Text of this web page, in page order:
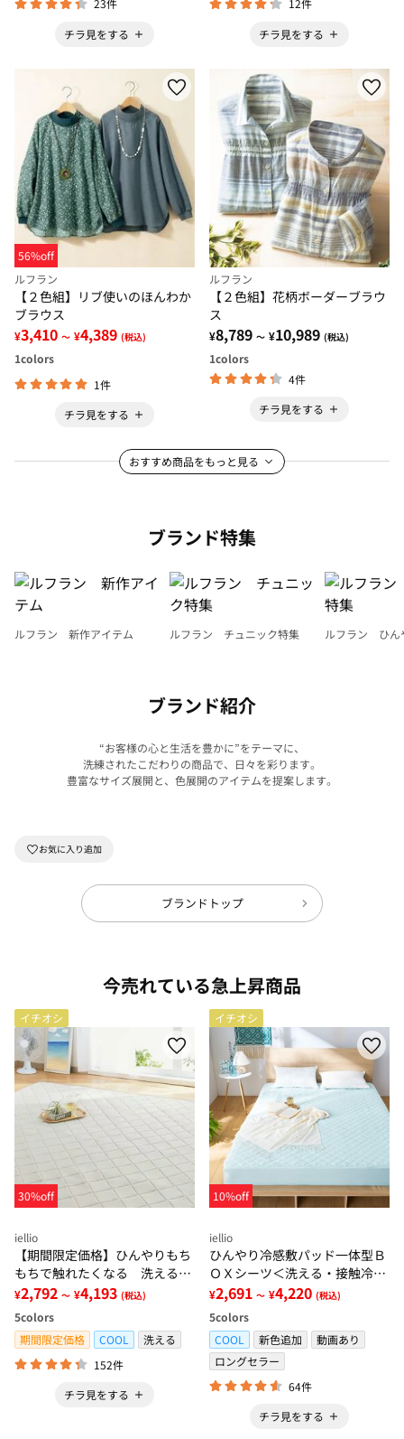
23件
チラ見をする
12件
チラ見をする
56%off
ルフラン
【２色組】リブ使いのほんわか
ブラウス
¥3,410 ～ ¥4,389 (税込)
1colors
1件
チラ見をする
ルフラン
【２色組】花柄ボーダーブラウ
ス
¥8,789 ～ ¥10,989 (税込)
1colors
4件
チラ見をする
おすすめ商品をもっと見る
ブランド特集
ルフラン 新作アイテム ルフラン チュニック特集 ルフラン ひん
ブランド紹介
“お客様の心と生活を豊かに”をテーマに、
洗練されたこだわりの商品で、日々を彩ります。
豊富なサイズ展開と、色展開のアイテムを提案します。
ブランドトップ
今売れている急上昇商品
イチオシ
30%off
iellio
【期間限定価格】ひんやりもち
もちで触れたくなる 洗えるラ
グ＜低反発・滑りにくい・接触
冷感・防ダニ・カーペット＞
¥2,792 ～ ¥4,193 (税込)
5colors
期間限定価格
COOL
洗える
152件
チラ見をする
イチオシ
10%off
iellio
ひんやり冷感敷パッド一体型Ｂ
ＯＸシーツ＜洗える・接触冷
感・抗菌防臭・時短・家事楽・
ボックスシーツ・寝苦しさ対策
＞
¥2,691 ～ ¥4,220 (税込)
5colors
COOL
新色追加
動画あり
ロングセラー
64件
チラ見をする